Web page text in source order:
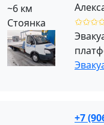
~6 км
Стоянка
+7